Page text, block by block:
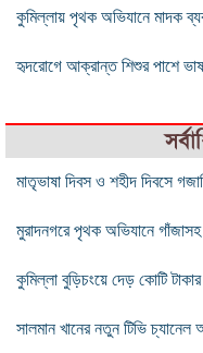
কুমিল্লায় পৃথক অভিযানে মাদক
হৃদরোগে আক্রান্ত শিশুর পাশে
মাতৃভাষা দিবস ও শহীদ দিবসে
মুরাদনগরে পৃথক অভিযানে
কুমিল্লা বুড়িচংয়ে দেড় কোটি
সালমান খানের নতুন টিভি